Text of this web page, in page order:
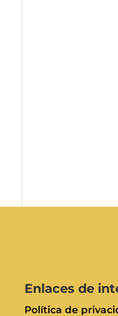
Enlaces de
Política de